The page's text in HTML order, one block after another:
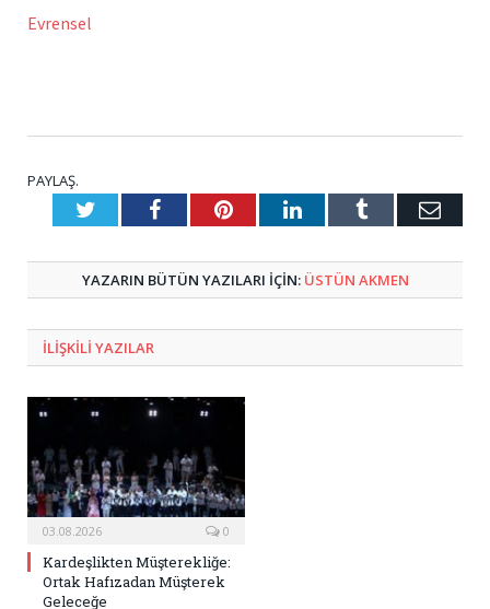
Evrensel
PAYLAŞ.
TwitterFacebookPinterestLinkedInTumblr E-
YAZARIN BÜTÜN YAZILARI IÇIN: ÜSTÜN AKMEN
ILIŞKILI YAZILAR
03.08.2026 0
Kardeşlikten Müşterekliğe:
Ortak Hafızadan Müşterek
Geleceğe